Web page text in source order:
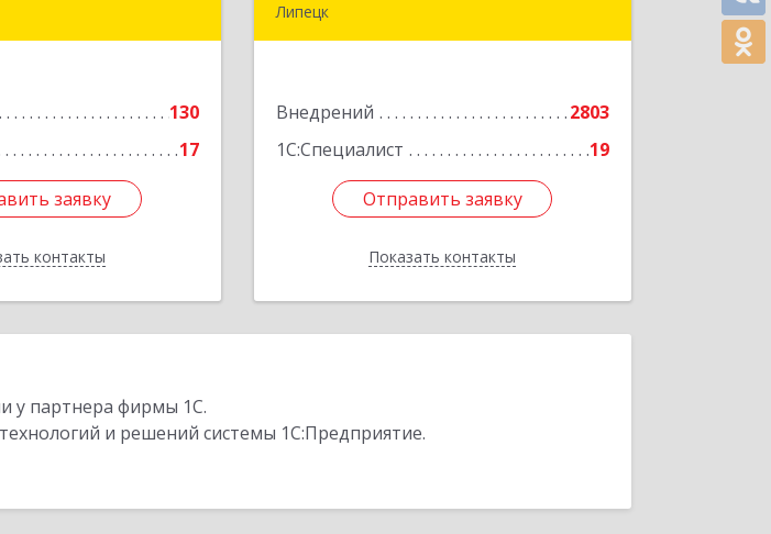
130
17
заявку
контакты
Подробнее
заявку
Назад
Липецк
Внедрений
2803
1С:Специалист
19
Отправить заявку
Показать контакты
Подробнее
Отправить заявку
Назад
у партнера фирмы 1С.
и решений системы 1С:Предприятие.